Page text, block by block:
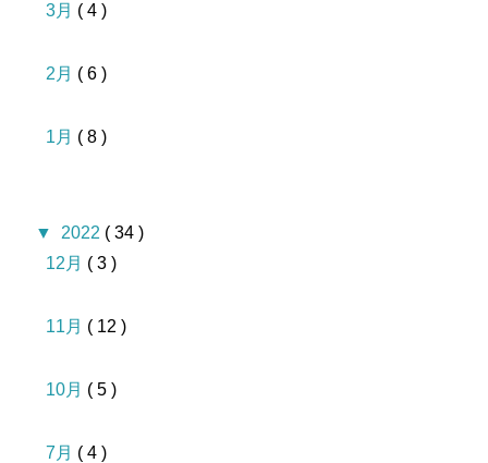
3月 ( 4 )
2月 ( 6 )
1月 ( 8 )
▼ 2022 ( 34 )
12月 ( 3 )
11月 ( 12 )
10月 ( 5 )
7月 ( 4 )